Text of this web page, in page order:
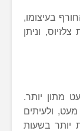
בעיצומו,
בין כ-2 לכ-11 מעלות צלזיוס, וניתן
מתון יותר.
ולעיתים
קצת יותר בשעות